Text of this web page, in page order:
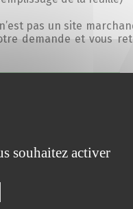
pas un site
demande et vous
souhaitez activer